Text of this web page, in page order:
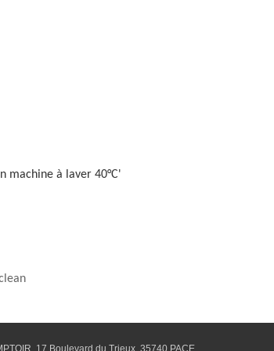
machine à laver 40°C'
17 Boulevard du Trieux, 35740 PACE